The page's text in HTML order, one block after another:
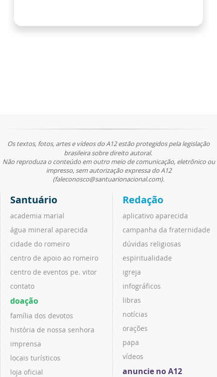
Os textos, fotos, artes e vídeos do A12 estão protegidos pela legislação
brasileira sobre direito autoral.
Não reproduza o conteúdo em outro meio de comunicação, eletrônico ou
impresso, sem autorização expressa do A12
(faleconosco@santuarionacional.com).
Santuário
academia marial
água mineral aparecida
cidade do romeiro
centro de apoio ao romeiro
centro de eventos pe. vitor
contato
doação
família dos devotos
história de nossa senhora
imprensa
locais turísticos
loja oficial
Redação
aplicativo aparecida
campanha da fraternidade
dúvidas religiosas
espiritualidade
igreja
infográficos
libras
notícias
orações
papa
vídeos
anuncie no A12